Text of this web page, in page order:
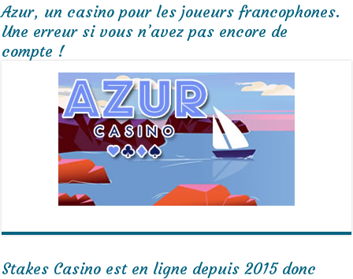
Azur, un casino pour les joueurs francophones.
Une erreur si vous n’avez pas encore de
compte !
Stakes Casino est en ligne depuis 2015 donc